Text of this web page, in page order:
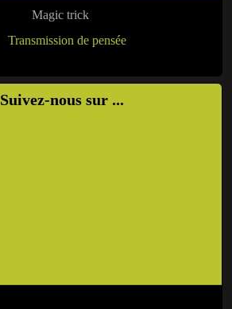
Transmission de pensée
Suivez-nous sur ...